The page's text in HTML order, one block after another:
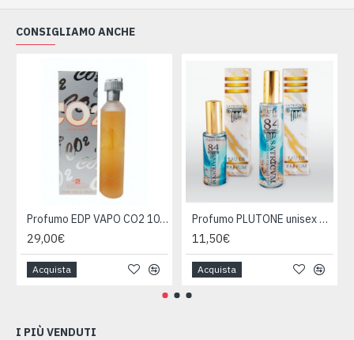
CONSIGLIAMO ANCHE
Profumo EDP VAPO CO2 100ml
29,00€
Acquista
Profumo PLUTONE unisex 30ml
11,50€
Acquista
I PIÙ VENDUTI